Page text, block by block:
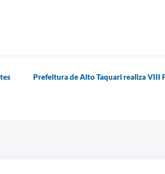
Prefeitura de Alto Taquari realiza VIII